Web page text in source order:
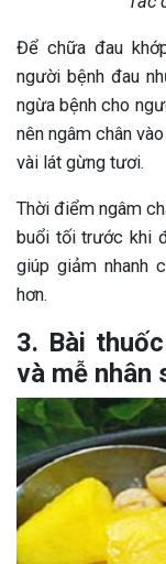
Để chữa đau
người bệnh đau
ngừa bệnh cho
nên ngâm chân
vài lát gừng tươi.
Thời điểm ngâm
buổi tối trước khi
giúp giảm nhanh
hơn.
3. Bài
và mễ nhân